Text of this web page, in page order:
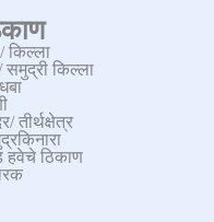
किल्ला
समुद्री किल्ला
तीर्थक्षेत्र
हवेचे ठिकाण